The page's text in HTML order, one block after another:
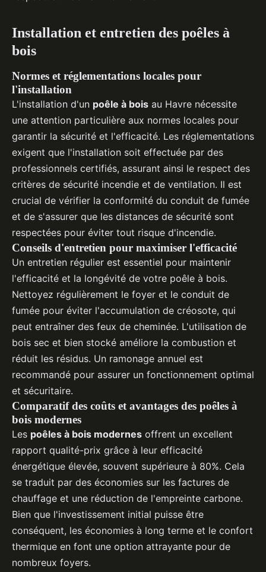
Installation et entretien des poêles à
bois
Normes et réglementations locales pour
l'installation
L'installation d'un poêle à bois au Havre nécessite
une attention particulière aux normes locales pour
garantir la sécurité et l'efficacité. Les réglementations
exigent que l'installation soit effectuée par des
professionnels certifiés, assurant ainsi le respect des
critères de sécurité incendie et de ventilation. Il est
crucial de vérifier la conformité du conduit de fumée
et de s'assurer que les distances de sécurité sont
respectées pour éviter tout risque d'incendie.
Conseils d'entretien pour maximiser l'efficacité
Un entretien régulier est essentiel pour maintenir
l'efficacité et la longévité de votre poêle à bois.
Nettoyez régulièrement le foyer et le conduit de
fumée pour éviter l'accumulation de créosote, qui
peut entraîner des feux de cheminée. L'utilisation de
bois sec et bien stocké améliore la combustion et
réduit les résidus. Un ramonage annuel est
recommandé pour assurer un fonctionnement optimal
et sécuritaire.
Comparatif des coûts et avantages des poêles à
bois modernes
Les poêles à bois modernes offrent un excellent
rapport qualité-prix grâce à leur efficacité
énergétique élevée, souvent supérieure à 80%. Cela
se traduit par des économies sur les factures de
chauffage et une réduction de l'empreinte carbone.
Bien que l'investissement initial puisse être
conséquent, les économies à long terme et le confort
thermique en font une option attrayante pour de
nombreux foyers.